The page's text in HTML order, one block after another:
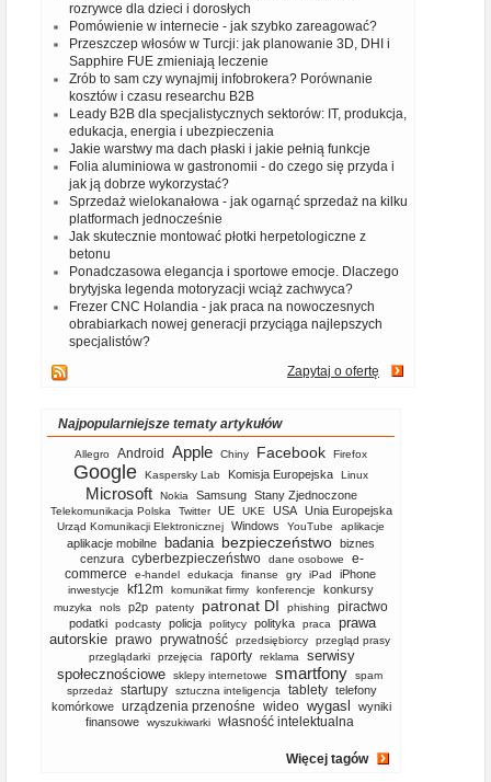
rozrywce dla dzieci i dorosłych
Pomówienie w internecie - jak szybko zareagować?
Przeszczep włosów w Turcji: jak planowanie 3D, DHI i
Sapphire FUE zmieniają leczenie
Zrób to sam czy wynajmij infobrokera? Porównanie
kosztów i czasu researchu B2B
Leady B2B dla specjalistycznych sektorów: IT, produkcja,
edukacja, energia i ubezpieczenia
Jakie warstwy ma dach płaski i jakie pełnią funkcje
Folia aluminiowa w gastronomii - do czego się przyda i
jak ją dobrze wykorzystać?
Sprzedaż wielokanałowa - jak ogarnąć sprzedaż na kilku
platformach jednocześnie
Jak skutecznie montować płotki herpetologiczne z
betonu
Ponadczasowa elegancja i sportowe emocje. Dlaczego
brytyjska legenda motoryzacji wciąż zachwyca?
Frezer CNC Holandia - jak praca na nowoczesnych
obrabiarkach nowej generacji przyciąga najlepszych
specjalistów?
Zapytaj o ofertę
Najpopularniejsze tematy artykułów
Allegro Android Apple Chiny Facebook Firefox
Google Kaspersky Lab Komisja Europejska Linux
Microsoft Nokia Samsung Stany Zjednoczone
Telekomunikacja Polska Twitter UE UKE USA Unia Europejska
Urząd Komunikacji Elektronicznej Windows YouTube aplikacje
aplikacje mobilne badania bezpieczeństwo biznes
cenzura cyberbezpieczeństwo dane osobowe
e-
commerce
e-handel edukacja finanse gry iPad iPhone
inwestycje kf12m komunikat firmy konferencje konkursy
muzyka nols p2p patenty patronat DI phishing piractwo
podatki podcasty policja politycy polityka praca
prawa
autorskie prawo prywatność przedsiębiorcy
przegląd prasy
przeglądarki
przejęcia raporty reklama
serwisy
społecznościowe
sklepy internetowe smartfony
spam
sprzedaż
startupy sztuczna inteligencja tablety telefony
komórkowe
urządzenia przenośne wideo wygasl
wyniki
finansowe
wyszukiwarki własność intelektualna
Więcej tagów